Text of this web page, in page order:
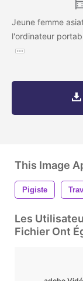
Jeune femme
l'ordinateur
This Image
Pigiste
Les
Fichier Ont